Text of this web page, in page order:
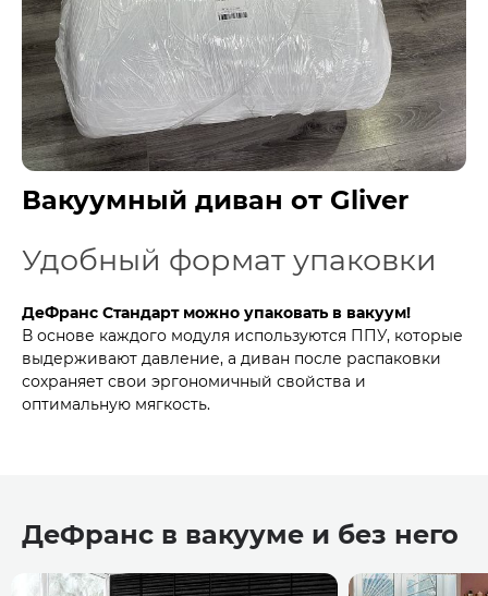
Вакуумный диван от Gliver
Удобный формат упаковки
ДеФранс Стандарт можно упаковать в вакуум!
В основе каждого модуля используются ППУ, которые
выдерживают давление, а диван после распаковки
сохраняет свои эргономичный свойства и
оптимальную мягкость.
ДеФранс в вакууме и без него